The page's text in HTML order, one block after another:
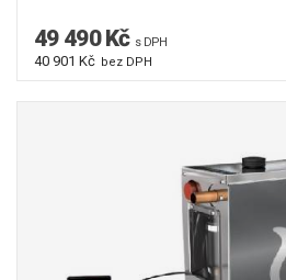
49 490 Kč s DPH
40 901 Kč bez DPH